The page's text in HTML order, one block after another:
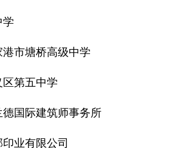
学
市塘桥高级中学
第五中学
国际建筑师事务所
业有限公司